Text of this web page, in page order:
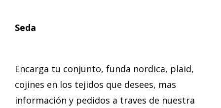
Seda
Encarga tu conjunto, funda nordica, plaid,
cojines en los tejidos que desees, mas
información y pedidos a traves de nuestra